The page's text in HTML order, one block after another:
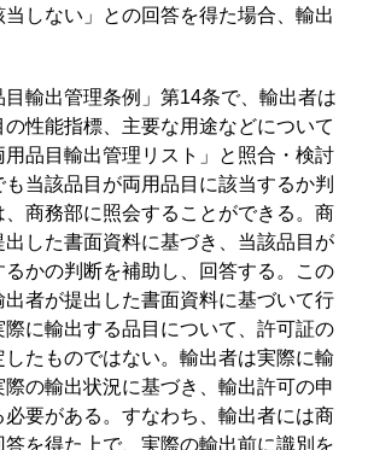
当しない」との回答を得た場合、輸出
目輸出管理条例」第14条で、輸出者は
性能指標、主要な用途などについて
品目輸出管理リスト」と照合・検討
も当該品目が両用品目に該当するか判
、商務部に照会することができる。商
した書面資料に基づき、当該品目が
るかの判断を補助し、回答する。この
出者が提出した書面資料に基づいて行
際に輸出する品目について、許可証の
たものではない。輸出者は実際に輸
の輸出状況に基づき、輸出許可の申
要がある。すなわち、輸出者には商
を得た上で、実際の輸出前に識別を